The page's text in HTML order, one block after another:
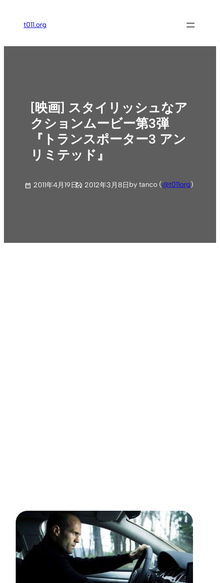
ス
t011.org
[映画] スタイリッシュなア
クションムービー第3弾
『トランスポーター3 アン
リミテッド』
2011年4月19日 2012年3月8日by tanco (@t011org)